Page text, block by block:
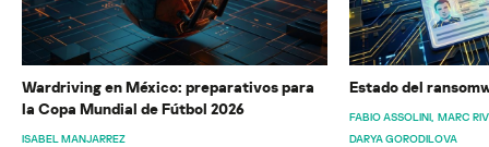
Wardriving en México: preparativos para
la Copa Mundial de Fútbol 2026
ISABEL MANJARREZ
Estado del
FABIO ASSOLINI MARC
DARYA GORODILOVA